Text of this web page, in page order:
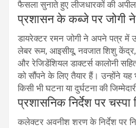
फैसला सुनाते हुए लीजधारकों की
प्रशासन के कब्जे पर जोगी
डायरेक्टर रमन जोगी ने अपने पत्र में
लेबर रूम, आइसीयू, नवजात शिशु
और रेजिडेंशियल डाक्टर्स कालोनी
को सौंपने के लिए तैयार हैं। उन्होंने यह
किसी भी घटना या दुर्घटना की
प्रशासनिक निर्देश पर चस्पा
कलेक्टर अवनीश शरण के निर्देश पर